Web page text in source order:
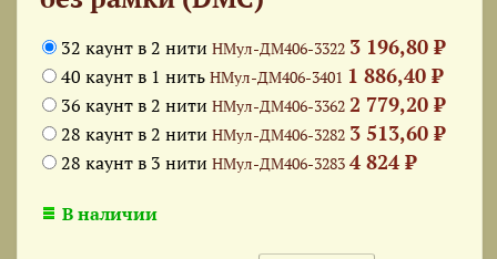
32 каунт в 2 нити НМул-ДМ406-3322 3 196,80 ₽
40 каунт в 1 нить НМул-ДМ406-3401 1 886,40 ₽
36 каунт в 2 нити НМул-ДМ406-3362 2 779,20 ₽
28 каунт в 2 нити НМул-ДМ406-3282 3 513,60 ₽
28 каунт в 3 нити НМул-ДМ406-3283 4 824 ₽
В наличии